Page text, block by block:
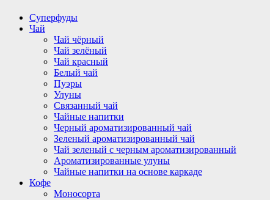
Суперфуды
Чай
Чай чёрный
Чай зелёный
Чай красный
Белый чай
Пуэры
Улуны
Связанный чай
Чайные напитки
Черный ароматизированный чай
Зеленый ароматизированный чай
Чай зеленый с черным ароматизированный
Ароматизированные улуны
Чайные напитки на основе каркаде
Кофе
Моносорта